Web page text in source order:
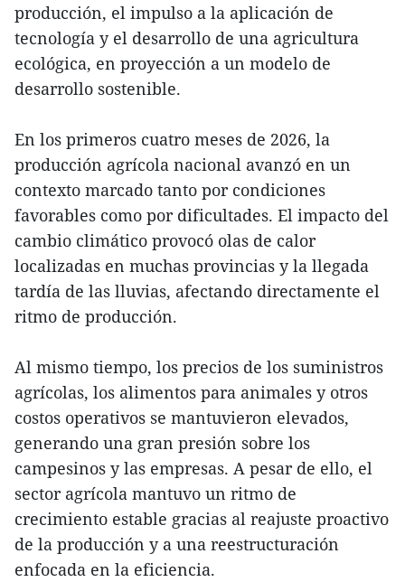
producción, el impulso a la aplicación de
tecnología y el desarrollo de una agricultura
ecológica, en proyección a un modelo de
desarrollo sostenible.
En los primeros cuatro meses de 2026, la
producción agrícola nacional avanzó en un
contexto marcado tanto por condiciones
favorables como por dificultades. El impacto del
cambio climático provocó olas de calor
localizadas en muchas provincias y la llegada
tardía de las lluvias, afectando directamente el
ritmo de producción.
Al mismo tiempo, los precios de los suministros
agrícolas, los alimentos para animales y otros
costos operativos se mantuvieron elevados,
generando una gran presión sobre los
campesinos y las empresas. A pesar de ello, el
sector agrícola mantuvo un ritmo de
crecimiento estable gracias al reajuste proactivo
de la producción y a una reestructuración
enfocada en la eficiencia.